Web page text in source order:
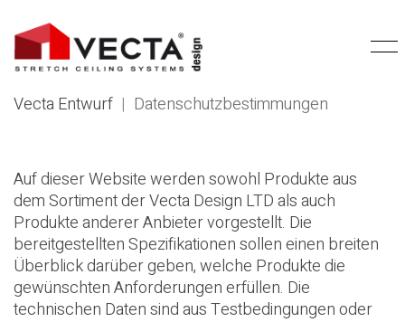
Vecta Entwurf | Datenschutzbestimmungen
Auf dieser Website werden sowohl Produkte aus
dem Sortiment der Vecta Design LTD als auch
Produkte anderer Anbieter vorgestellt. Die
bereitgestellten Spezifikationen sollen einen breiten
Überblick darüber geben, welche Produkte die
gewünschten Anforderungen erfüllen. Die
technischen Daten sind aus Testbedingungen oder